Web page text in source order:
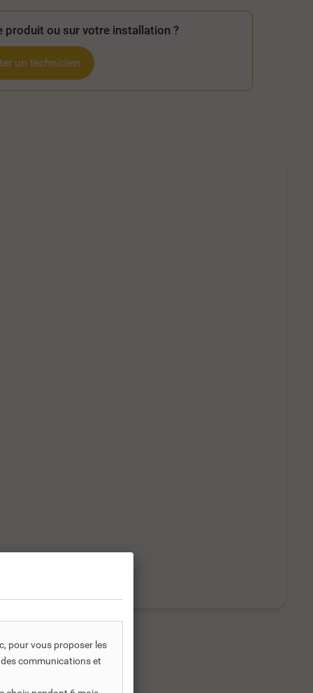
produit ou sur votre installation ?
un technicien
pour vous proposer les
communications et